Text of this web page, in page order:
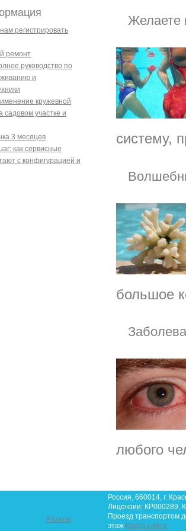
регистрировать
ремонт
руководство по
и
кружевной
садовом участке и
3 месяцев
как сервисные
с конфигурацией и
Желаете
систему,
большое
любого
Разное
Россия, 660014, г.
Лицензии: КР000289,
Проезд транспортом
этаж Карта сайта